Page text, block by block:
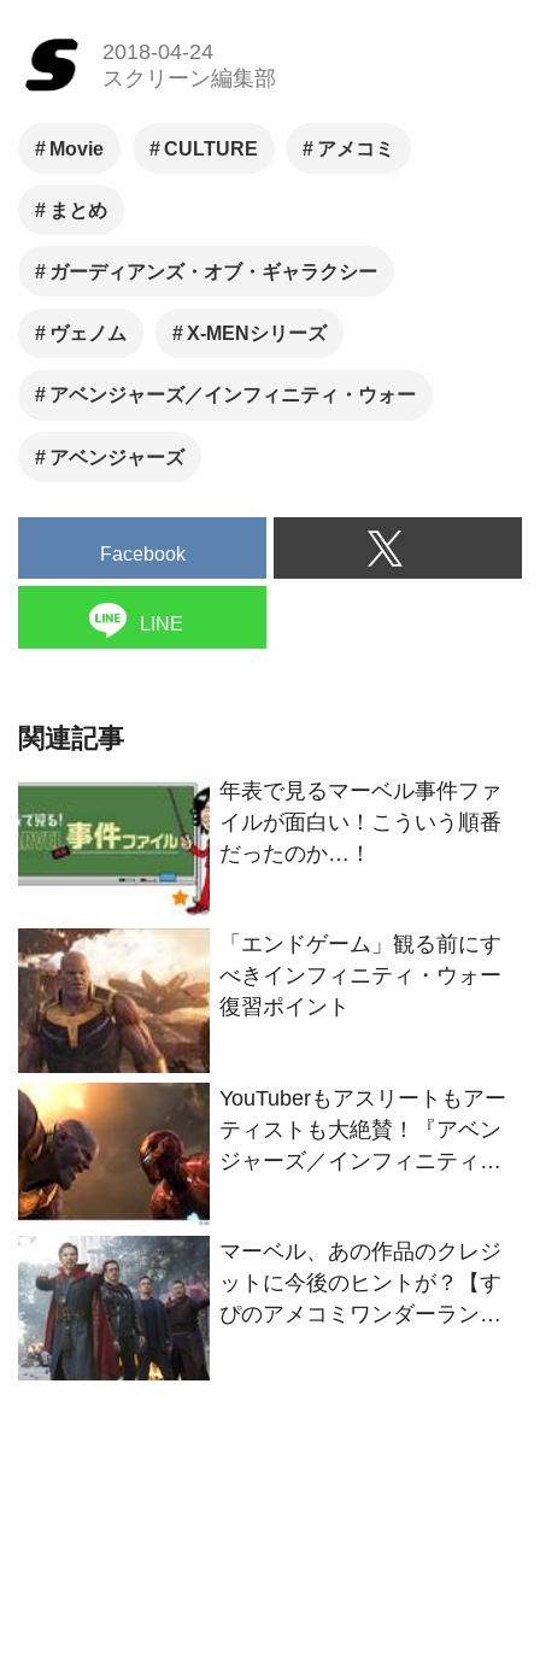
なオートグラフやオリジナルグ
2018-04-24
スクリーン編集部
Movie CULTURE アメコミ
まとめ
ガーディアンズ・オブ・ギャラクシー
ヴェノム X-MENシリーズ
アベンジャーズ／インフィニティ・ウォー
アベンジャーズ
Facebook
LINE
関連記事
年表で見るマーベル事件ファ
イルが面白い！こういう順番
だったのか…！
「エンドゲーム」観る前にす
べきインフィニティ・ウォー
復習ポイント
YouTuberもアスリートもアー
ティストも大絶賛！『アベン
ジャーズ／インフィニティ・
マーベル、あの作品のクレジ
ットに今後のヒントが？【す
ぴのアメコミワンダーラン